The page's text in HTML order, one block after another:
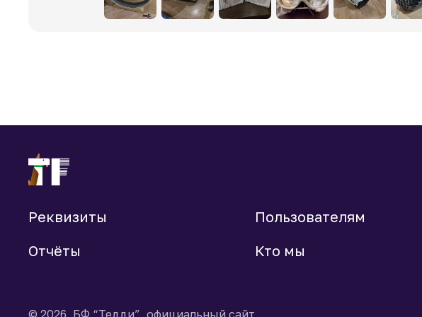
Реквизиты
Пользователям
Отчёты
Кто мы
© 2026, БФ “Тедди”, официальный сайт